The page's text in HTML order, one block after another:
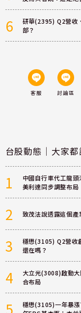
6
研華(2395) Q2營收
部？
客服 討論區
台股動態｜大家
1
中國自行車代工龍
美利達同步調整布局
2 致茂法說透露這個產
3
穩懋(3105) Q2營收
還在嗎？
4
大立光(3008)啟動
合布局
5
穩懋(3105)一年暴